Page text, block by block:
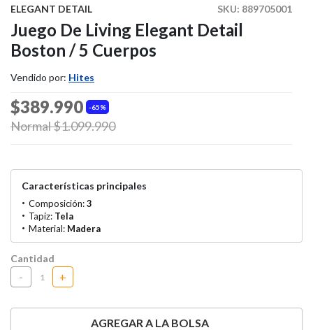
SKU: 889705001
ELEGANT DETAIL
Juego De Living Elegant Detail
Boston / 5 Cuerpos
Vendido por: Hites
65%
$389.990
Price reduced from
Normal $1.099.990to
Características principales
Composición:3
Tapiz: Tela
Material: Madera
Cantidad
- +
AGREGAR A LA BOLSA